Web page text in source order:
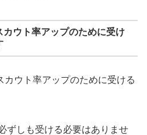
ウト率アップのために受け
カウト率アップのために受ける
ずしも受ける必要はありませ